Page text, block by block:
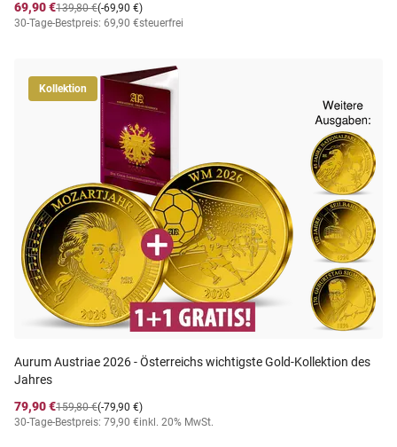
69,90 €
(-69,90 €)
139,80 €
30-Tage-Bestpreis: 69,90 €steuerfrei
Kollektion
Aurum Austriae 2026 - Österreichs wichtigste Gold-Kollektion des
Jahres
79,90 €
(-79,90 €)
159,80 €
30-Tage-Bestpreis: 79,90 €inkl. 20% MwSt.